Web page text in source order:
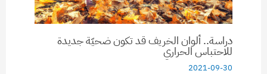
دراسة.. ألوان الخريف قد تكون ضحيّة جديدة
للاحتباس الحراري
2021-09-30